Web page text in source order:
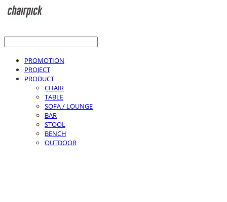
PROMOTION
PROJECT
PRODUCT
CHAIR
TABLE
SOFA / LOUNGE
BAR
STOOL
BENCH
OUTDOOR